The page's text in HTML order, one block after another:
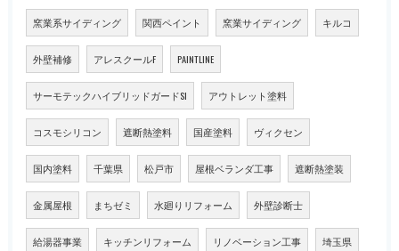
窯業系サイディング 関西ペイント 窯業サイディング キルコ
外壁補修 アレスクールF PAINTLINE
サーモテックハイブリッドガードSI アウトレット塗料
コスモシリコン 遮断熱塗料 国産塗料 ヴィクセン
国内塗料 千葉県 松戸市 屋根ベランダ工事 遮断熱塗装
金属屋根 まちゼミ 水廻りリフォーム 外壁診断士
給湯器事業 キッチンリフォーム リノベーション工事 埼玉県